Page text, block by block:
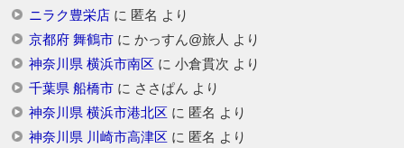
ニラク豊栄店に 匿名 より
京都府 舞鶴市に かっすん@旅人 より
神奈川県 横浜市南区 に 小倉貫次 より
千葉県 船橋市に ささぱん より
神奈川県 横浜市港北区 に 匿名 より
神奈川県 川崎市高津区 に 匿名 より